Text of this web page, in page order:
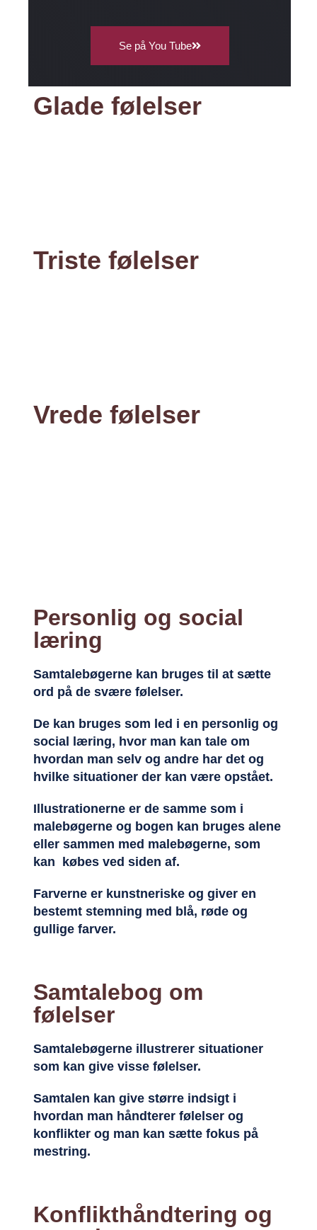
Se på You Tube
Glade følelser
Triste følelser
Vrede følelser
Personlig og social
læring
Samtalebøgerne kan bruges til at sætte
ord på de svære følelser.
De kan bruges som led i en personlig og
social læring, hvor man kan tale om
hvordan man selv og andre har det og
hvilke situationer der kan være opstået.
Illustrationerne er de samme som i
malebøgerne og bogen kan bruges alene
eller sammen med malebøgerne, som
kan købes ved siden af.
Farverne er kunstneriske og giver en
bestemt stemning med blå, røde og
gullige farver.
Samtalebog om
følelser
Samtalebøgerne illustrerer situationer
som kan give visse følelser.
Samtalen kan give større indsigt i
hvordan man håndterer følelser og
konflikter og man kan sætte fokus på
mestring.
Konflikthåndtering og